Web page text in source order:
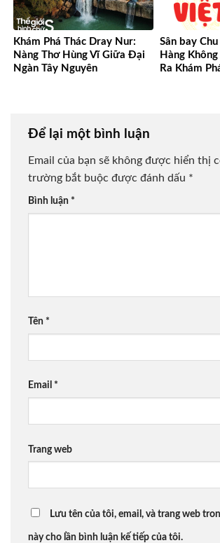
Khám Phá Thác Dray Nur:
Nàng Thơ Hùng Vĩ Giữa Đại
Ngàn Tây Nguyên
Sân bay
Hàng
Ra Khám
Để lại một bình luận
Email của bạn sẽ không được hiển thị
trường bắt buộc được đánh dấu *
Bình luận *
Tên *
Email *
Trang web
Lưu tên của tôi, email, và trang web
này cho lần bình luận kế tiếp của tôi.